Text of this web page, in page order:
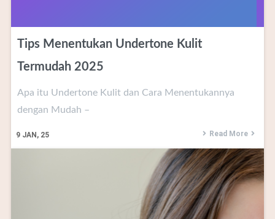
Tips Menentukan Undertone Kulit
Termudah 2025
9 JAN, 25
Apa itu Undertone Kulit dan Cara Menentukannya
dengan Mudah –
Read More